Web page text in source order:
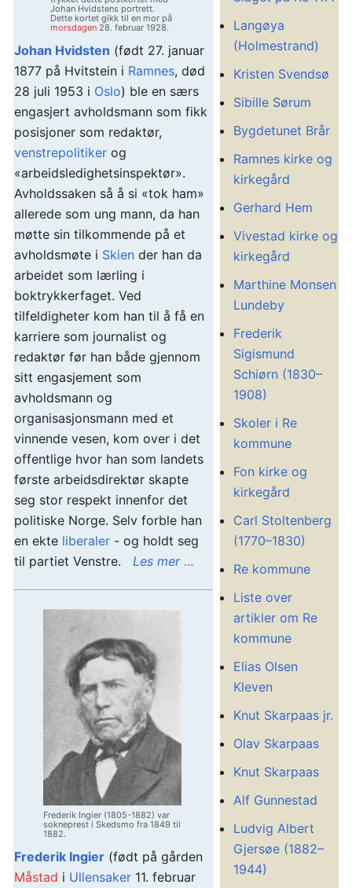
Johan Hvidstens portrett.
Dette kortet gikk til en mor på
morsdagen28. februar 1928.
Johan Hvidsten (født 27. januar
1877 på Hvitstein i Ramnes, død
28 juli 1953 i Oslo) ble en særs
engasjert avholdsmann som fikk
posisjoner som redaktør,
venstrepolitiker og
«arbeidsledighetsinspektør».
Avholdssaken så å si «tok ham»
allerede som ung mann, da han
møtte sin tilkommende på et
avholdsmøte i Skien der han da
arbeidet som lærling i
boktrykkerfaget. Ved
tilfeldigheter kom han til å få en
karriere som journalist og
redaktør før han både gjennom
sitt engasjement som
avholdsmann og
organisasjonsmann med et
vinnende vesen, kom over i det
offentlige hvor han som landets
første arbeidsdirektør skapte
seg stor respekt innenfor det
politiske Norge. Selv forble han
en ekte liberaler - og holdt seg
til partiet Venstre. Les mer …
Frederik Ingier (1805-1882) var
sokneprest i Skedsmo fra 1849 til
1882.
Frederik Ingier (født på gården
Måstad i Ullensaker 11. februar
Langøya
(Holmestrand)
Kristen Svendsø
Sibille Sørum
Bygdetunet Brår
Ramnes kirke og
kirkegård
Gerhard Hem
Vivestad kirke og
kirkegård
Marthine Monsen
Lundeby
Frederik
Sigismund
Schiørn (1830–
1908)
Skoler i Re
kommune
Fon kirke og
kirkegård
Carl Stoltenberg
(1770–1830)
Re kommune
Liste over
artikler om Re
kommune
Elias Olsen
Kleven
Knut Skarpaas jr.
Olav Skarpaas
Knut Skarpaas
Alf Gunnestad
Ludvig Albert
Gjersøe (1882–
1944)